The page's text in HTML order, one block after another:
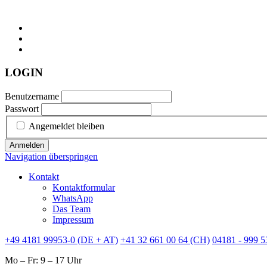
LOGIN
Benutzername
Passwort
Angemeldet bleiben
Anmelden
Navigation überspringen
Kontakt
Kontaktformular
WhatsApp
Das Team
Impressum
+49 4181 99953-0 (DE + AT) +41 32 661 00 64 (CH) 04181 - 999
Mo – Fr: 9 – 17 Uhr